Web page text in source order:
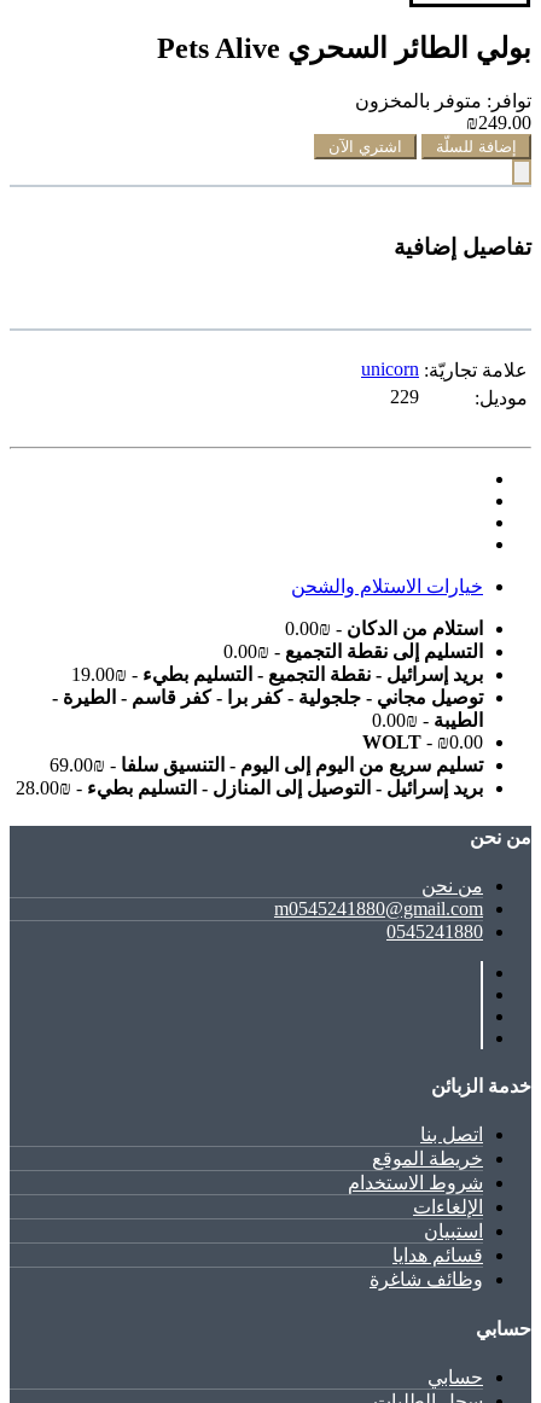
بولي الطائر السحري Pets Alive
توافر: متوفر بالمخزون
₪249.00
إضافة للسلّة اشتري الآن
تفاصيل إضافية
علامة تجاريّة: unicorn
موديل:
229
خيارات الاستلام والشحن
استلام من الدكان - ₪0.00
التسليم إلى نقطة التجميع - ₪0.00
بريد إسرائيل - نقطة التجميع - التسليم بطيء - ₪19.00
توصيل مجاني - جلجولية - كفر برا - كفر قاسم - الطيرة -
الطيبة - ₪0.00
WOLT - ₪0.00
تسليم سريع من اليوم إلى اليوم - التنسيق سلفا - ₪69.00
بريد إسرائيل - التوصيل إلى المنازل - التسليم بطيء - ₪28.00
ﻣﻦ ﻧﺤﻦ
ﻣﻦ ﻧﺤﻦ
m0545241880@gmail.com
0545241880
خدمة الزبائن
اتصل بنا
خريطة الموقع
شروط الاستخدام
الإلغاءات
استبيان
قسائم هدايا
وظائف شاغرة
حسابي
حسابي